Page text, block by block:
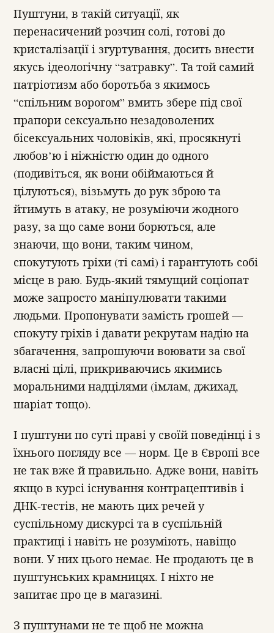
Пуштуни, в такій ситуації, як
перенасичений розчин солі, готові до
кристалізації і згуртування, досить внести
якусь ідеологічну “затравку”. Та той самий
патріотизм або боротьба з якимось
“спільним ворогом” вмить збере під свої
прапори сексуально незадоволених
бісексуальних чоловіків, які, просякнуті
любов’ю і ніжністю один до одного
(подивіться, як вони обіймаються й
цілуються), візьмуть до рук зброю та
йтимуть в атаку, не розуміючи жодного
разу, за що саме вони борються, але
знаючи, що вони, таким чином,
спокутують гріхи (ті самі) і гарантують собі
місце в раю. Будь-який тямущий соціопат
може запросто маніпулювати такими
людьми. Пропонувати замість грошей —
спокуту гріхів і давати рекрутам надію на
збагачення, запрошуючи воювати за свої
власні цілі, прикриваючись якимись
моральними надцілями (імлам, джихад,
шаріат тощо).
І пуштуни по суті праві у своїй поведінці і з
їхнього погляду все — норм. Це в Європі все
не так вже й правильно. Адже вони, навіть
якщо в курсі існування контрацептивів і
ДНК-тестів, не мають цих речей у
суспільному дискурсі та в суспільній
практиці і навіть не розуміють, навіщо
вони. У них цього немає. Не продають це в
пуштунських крамницях. І ніхто не
запитає про це в магазині.
З пуштунами не те щоб не можна